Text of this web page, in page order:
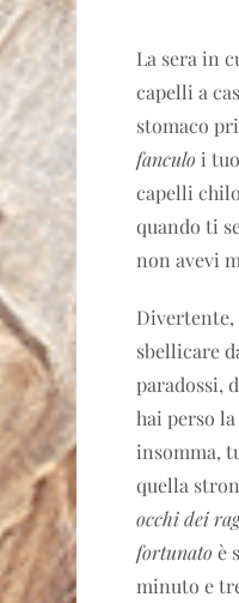
La sera in
capelli a
stomaco
fanculo i
capelli
quando ti
non avevi
sbellicare
paradossi,
hai perso
insomma,
quella
occhi dei
fortunato è
minuto e